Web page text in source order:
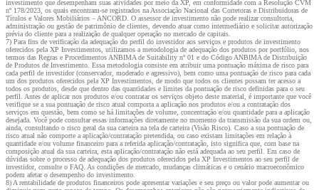
investimento que desempenham suas atividades por meio da XP, em conformidade com a Resolução CVM
nº 178/2023, os quais encontram-se registrados na Associação Nacional das Corretoras e Distribuidoras de
Títulos e Valores Mobiliários – ANCORD. O assessor de investimento não pode realizar consultoria,
administração ou gestão de patrimônio de clientes, devendo atuar como intermediário e solicitar autorização
prévia do cliente para a realização de qualquer operação no mercado de capitais.
7) Para fins de verificação da adequação do perfil do investidor aos serviços e produtos de investimento
oferecidos pela XP Investimentos, utilizamos a metodologia de adequação dos produtos por portfólio, nos
termos das Regras e Procedimentos ANBIMA de Suitability nº 01 e do Código ANBIMA de Distribuição
de Produtos de Investimento. Essa metodologia consiste em atribuir uma pontuação máxima de risco para
cada perfil de investidor (conservador, moderado e agressivo), bem como uma pontuação de risco para cada
um dos produtos oferecidos pela XP Investimentos, de modo que todos os clientes possam ter acesso a
todos os produtos, desde que dentro das quantidades e limites da pontuação de risco definidas para o seu
perfil. Antes de aplicar nos produtos e/ou contratar os serviços objeto deste material, é importante que você
verifique se a sua pontuação de risco atual comporta a aplicação nos produtos e/ou a contratação dos
serviços em questão, bem como se há limitações de volume, concentração e/ou quantidade para a aplicação
desejada. Você pode consultar essas informações diretamente no momento da transmissão da sua ordem ou,
ainda, consultando o risco geral da sua carteira na tela de carteira (Visão Risco). Caso a sua pontuação de
risco atual não comporte a aplicação/contratação pretendida, ou caso existam limitações em relação à
quantidade e/ou volume financeiro para a referida aplicação/contratação, isto significa que, com base na
composição atual da sua carteira, esta aplicação/contratação não está adequada ao seu perfil. Em caso de
dúvidas sobre o processo de adequação dos produtos oferecidos pela XP Investimentos ao seu perfil de
investidor, consulte o FAQ. As condições de mercado, mudanças climáticas e o cenário macroeconômico
podem afetar o desempenho do investimento.
8) A rentabilidade de produtos financeiros pode apresentar variações e seu preço ou valor pode aumentar ou